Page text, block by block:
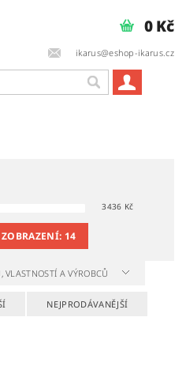
ikarus@eshop-ikarus.cz
0 Kč
3436 Kč
14
VLASTNOSTÍ A VÝROBCŮ
NEJPRODÁVANĚJŠÍ